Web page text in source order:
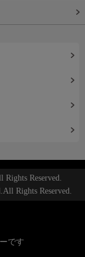
Reserved.
Rights Reserved.
です